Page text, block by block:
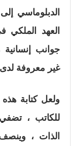
الدبلوماسي
العهد
جوانب إنسانية
غير معروفة لدى
ولعل كتابة
للكاتب ،
الذات ،